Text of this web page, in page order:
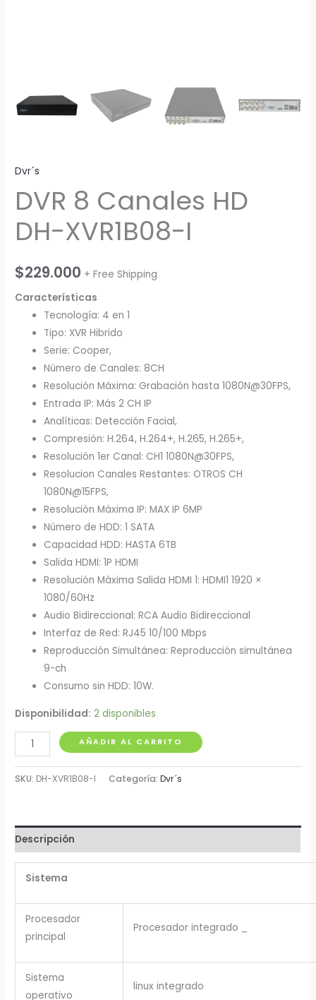
Dvr´s
DVR 8 Canales HD
DH-XVR1B08-I
$229.000 + Free Shipping
Características
Tecnología: 4 en 1
Tipo: XVR Hibrido
Serie: Cooper,
Número de Canales: 8CH
Resolución Máxima: Grabación hasta 1080N@30FPS,
Entrada IP: Más 2 CH IP
Analíticas: Detección Facial,
Compresión: H.264, H.264+, H.265, H.265+,
Resolución 1er Canal: CH1 1080N@30FPS,
Resolucion Canales Restantes: OTROS CH
1080N@15FPS,
Resolución Máxima IP: MAX IP 6MP
Número de HDD: 1 SATA
Capacidad HDD: HASTA 6TB
Salida HDMI: 1P HDMI
Resolución Máxima Salida HDMI 1: HDMI1 1920 ×
1080/60Hz
Audio Bidireccional: RCA Audio Bidireccional
Interfaz de Red: RJ45 10/100 Mbps
Reproducción Simultánea: Reproducción simultánea
9-ch
Consumo sin HDD: 10W.
Disponibilidad: 2 disponibles
DVR
8
Canales
XVR1B08-
I
cantidad
AÑADIR AL CARRITO
SKU: DH-XVR1B08-I Categoría:Dvr´s
Descripción
Sistema
Procesador
principal
Procesador integrado
Sistema
operativo
linux integrado